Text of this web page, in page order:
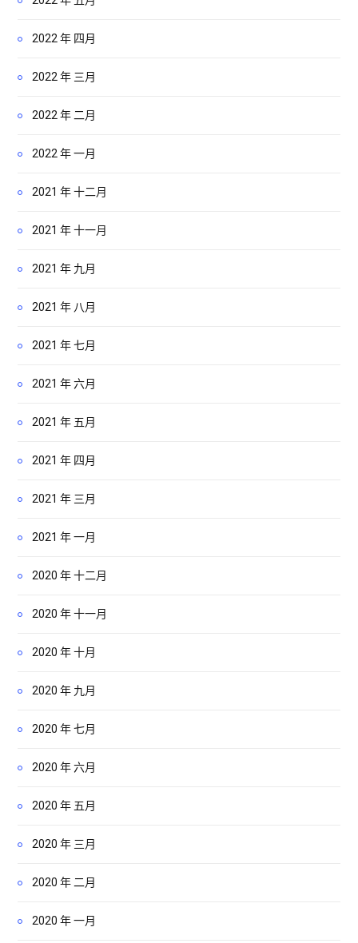
2022 年 四月
2022 年 三月
2022 年 二月
2022 年 一月
2021 年 十二月
2021 年 十一月
2021 年 九月
2021 年 八月
2021 年 七月
2021 年 六月
2021 年 五月
2021 年 四月
2021 年 三月
2021 年 一月
2020 年 十二月
2020 年 十一月
2020 年 十月
2020 年 九月
2020 年 七月
2020 年 六月
2020 年 五月
2020 年 三月
2020 年 二月
2020 年 一月